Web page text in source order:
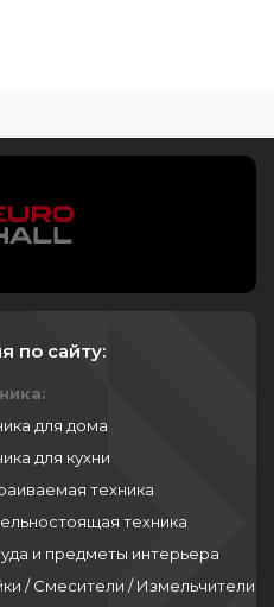
по сайту:
для дома
для кухни
техника
техника
и предметы интерьера
/ Смесители / Измельчители